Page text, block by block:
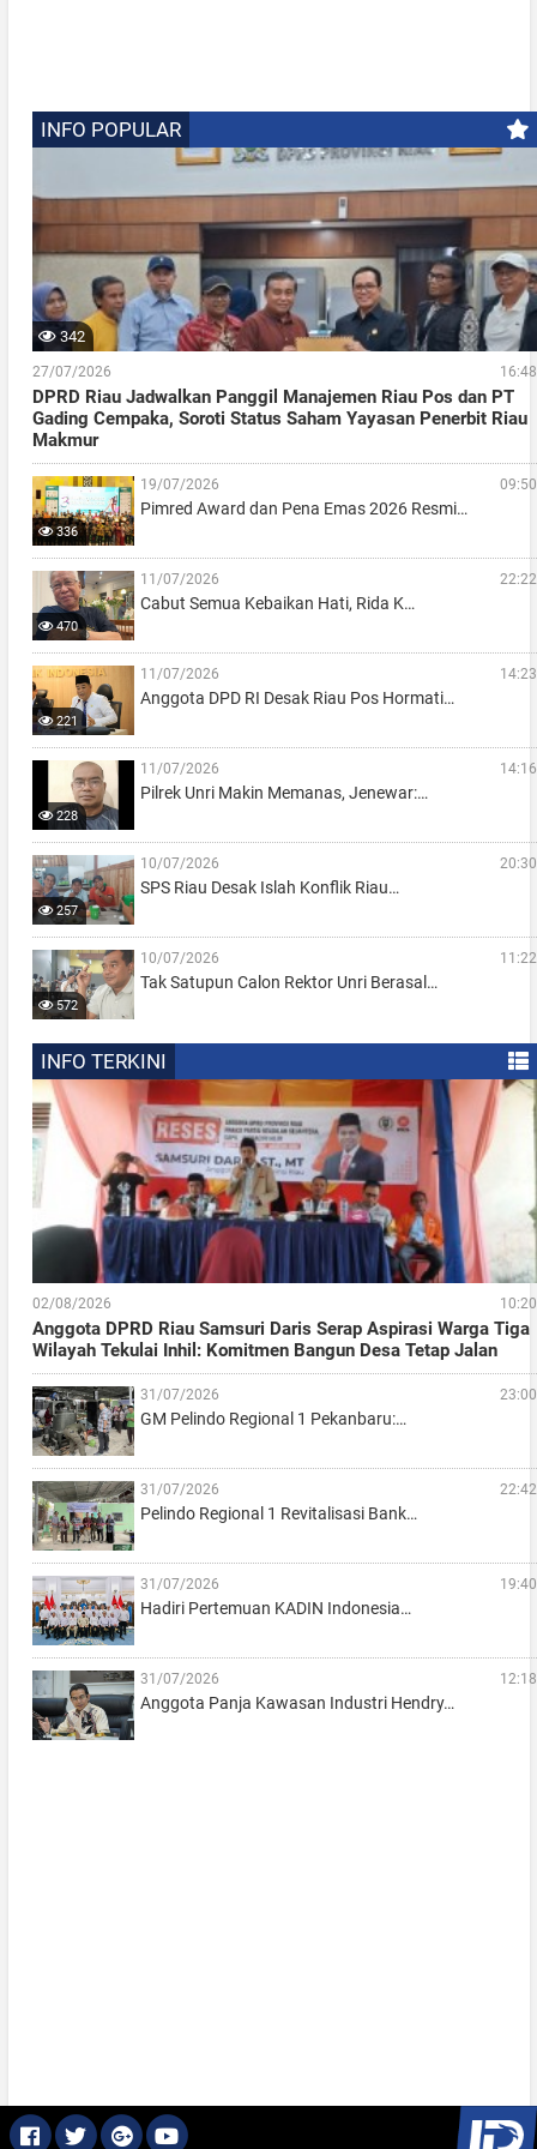
INFO POPULAR
342
27/07/2026 16:48
DPRD Riau Jadwalkan Panggil Manajemen Riau Pos dan PT
Gading Cempaka, Soroti Status Saham Yayasan Penerbit Riau
Makmur
336
19/07/2026 09:50
Pimred Award dan Pena Emas 2026 Resmi…
470
11/07/2026 22:22
Cabut Semua Kebaikan Hati, Rida K…
221
11/07/2026 14:23
Anggota DPD RI Desak Riau Pos Hormati…
228
11/07/2026 14:16
Pilrek Unri Makin Memanas, Jenewar:…
257
10/07/2026 20:30
SPS Riau Desak Islah Konflik Riau…
572
10/07/2026 11:22
Tak Satupun Calon Rektor Unri Berasal…
INFO TERKINI
02/08/2026 10:20
Anggota DPRD Riau Samsuri Daris Serap Aspirasi Warga Tiga
Wilayah Tekulai Inhil: Komitmen Bangun Desa Tetap Jalan
31/07/2026 23:00
GM Pelindo Regional 1 Pekanbaru:…
31/07/2026 22:42
Pelindo Regional 1 Revitalisasi Bank…
31/07/2026 19:40
Hadiri Pertemuan KADIN Indonesia…
31/07/2026 12:18
Anggota Panja Kawasan Industri Hendry…